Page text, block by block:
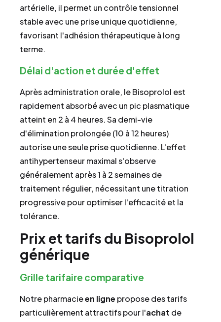
artérielle, il permet un contrôle tensionnel
stable avec une prise unique quotidienne,
favorisant l'adhésion thérapeutique à long
terme.
Délai d'action et durée d'effet
Après administration orale, le Bisoprolol est
rapidement absorbé avec un pic plasmatique
atteint en 2 à 4 heures. Sa demi-vie
d'élimination prolongée (10 à 12 heures)
autorise une seule prise quotidienne. L'effet
antihypertenseur maximal s'observe
généralement après 1 à 2 semaines de
traitement régulier, nécessitant une titration
progressive pour optimiser l'efficacité et la
tolérance.
Prix et tarifs du Bisoprolol
générique
Grille tarifaire comparative
Notre pharmacieen ligne propose des tarifs
particulièrement attractifs pour l'achat de